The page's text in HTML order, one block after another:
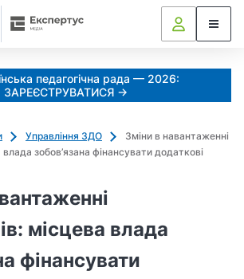
педагогічна рада — 2026:
ЗАРЕЄСТРУВАТИСЯ →
Управління ЗДО
Зміни в навантаженні
зобов’язана фінансувати додаткові
місцева влада
фінансувати